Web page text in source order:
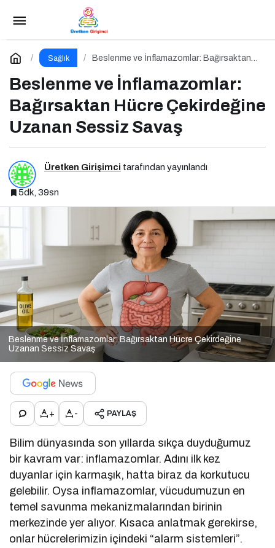
Sağlık
Beslenme ve İnflamazomlar: Bağırsaktan
Beslenme ve İnflamazomlar:
Bağırsaktan Hücre Çekirdeğine
Uzanan Sessiz Savaş
Üretken Girişimci tarafından yayınlandı
5dk, 39sn
Beslenme ve İnflamazomlar: Bağırsaktan Hücre Çekirdeğine
Uzanan Sessiz Savaş
+ - PAYLAŞ
Bilim dünyasında son yıllarda sıkça duyduğumuz
bir kavram var: inflamazomlar. Adını ilk kez
duyanlar için karmaşık, hatta biraz da korkutucu
gelebilir. Oysa inflamazomlar, vücudumuzun en
temel savunma mekanizmalarından birinin
merkezinde yer alıyor. Kısaca anlatmak gerekirse,
onlar hücrelerimizin içindeki “alarm sistemleri”.
Exerkineler ve Beslenme Etkileşimi: Metabolik
Sağlıkta Yeni Bir Perspektif
Yorum Yap